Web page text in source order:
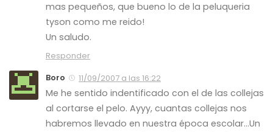
mas pequeños, que bueno lo de la peluqueria
tyson como me reido!
Un saludo.
Responder
Boro
11/09/2007 a las 16:22
Me he sentido indentificado con el de las collejas
al cortarse el pelo. Ayyy, cuantas collejas nos
habremos llevado en nuestra época escolar…Un